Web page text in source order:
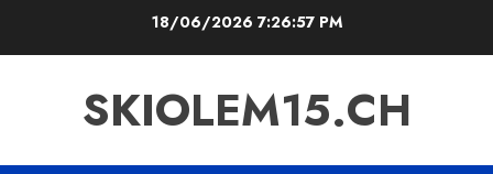
18/06/2026 7:26:58 PM
SKIOLEM15.CH